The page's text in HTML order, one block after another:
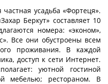
частная усадьба «Фортеця».
Беркут» составляет 10
номера: «эконом»,
Все они обустроены всем
проживания. В каждой
доступ к сети Интернет.
уютной гостиной
мебелью; рестораном. В